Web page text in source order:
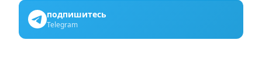
подпишитесь
Telegram